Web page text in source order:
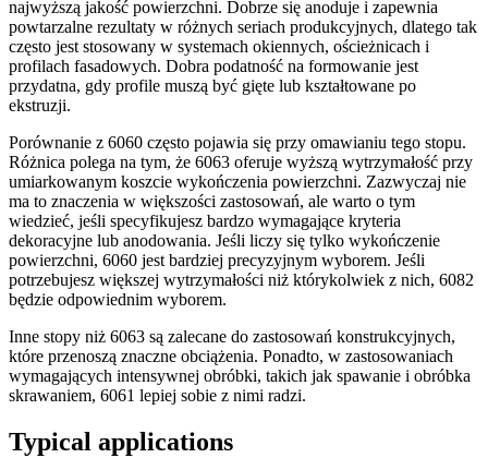
najwyższą jakość powierzchni. Dobrze się anoduje i zapewnia
powtarzalne rezultaty w różnych seriach produkcyjnych, dlatego tak
często jest stosowany w systemach okiennych, ościeżnicach i
profilach fasadowych. Dobra podatność na formowanie jest
przydatna, gdy profile muszą być gięte lub kształtowane po
ekstruzji.
Porównanie z 6060 często pojawia się przy omawianiu tego stopu.
Różnica polega na tym, że 6063 oferuje wyższą wytrzymałość przy
umiarkowanym koszcie wykończenia powierzchni. Zazwyczaj nie
ma to znaczenia w większości zastosowań, ale warto o tym
wiedzieć, jeśli specyfikujesz bardzo wymagające kryteria
dekoracyjne lub anodowania. Jeśli liczy się tylko wykończenie
powierzchni, 6060 jest bardziej precyzyjnym wyborem. Jeśli
potrzebujesz większej wytrzymałości niż którykolwiek z nich, 6082
będzie odpowiednim wyborem.
Inne stopy niż 6063 są zalecane do zastosowań konstrukcyjnych,
które przenoszą znaczne obciążenia. Ponadto, w zastosowaniach
wymagających intensywnej obróbki, takich jak spawanie i obróbka
skrawaniem, 6061 lepiej sobie z nimi radzi.
Typical applications